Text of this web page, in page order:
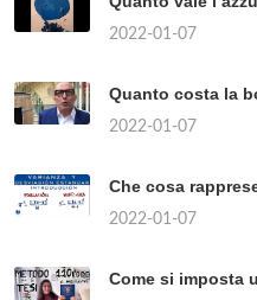
2022-01-07
Quanto costa la
2022-01-07
Che cosa
2022-01-07
Come si imposta